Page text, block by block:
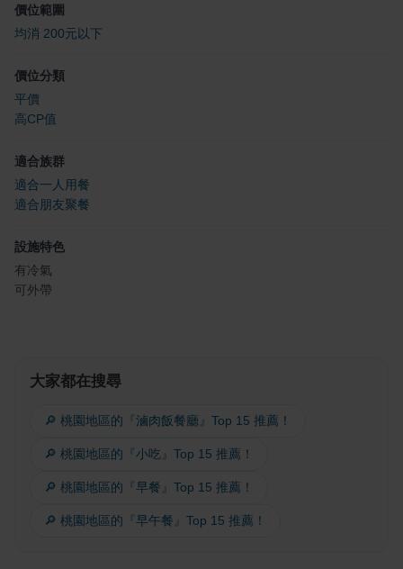
價位範圍
均消 200元以下
價位分類
平價
高CP值
適合族群
適合一人用餐
適合朋友聚餐
設施特色
有冷氣
可外帶
大家都在搜尋
🔎 桃園地區的『滷肉飯餐廳』Top 15 推薦！
🔎 桃園地區的『小吃』Top 15 推薦！
🔎 桃園地區的『早餐』Top 15 推薦！
🔎 桃園地區的『早午餐』Top 15 推薦！